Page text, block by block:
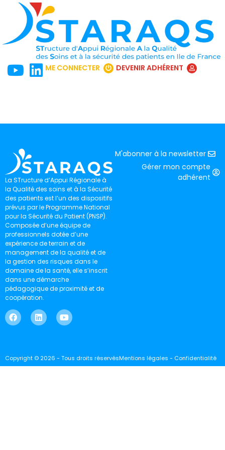
ME CONNECTER DEVENIR ADHÉRENT
La STructure d’Appui Régionale à
la Qualité des soins et à la Sécurité
des patients est l’un des dispositifs
prévus par le Programme National
pour la Sécurité du Patient (PNSP).
Composée d’une équipe de
professionnels dotée d’une
expérience de terrain et de
management de la qualité et de
la gestion des risques dans le
domaine de la santé, elle s’inscrit
dans une démarche
pédagogique de proximité et de
coopération.
M'abonner à la newsletter
Gérer mon compte
adhérent
Copyright © 2026 - Tous droits réservésMentions légales - Confidentialité